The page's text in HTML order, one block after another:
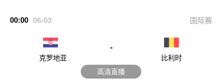
00:00 06-03 国际赛
克罗地亚
-
比利时
高清直播